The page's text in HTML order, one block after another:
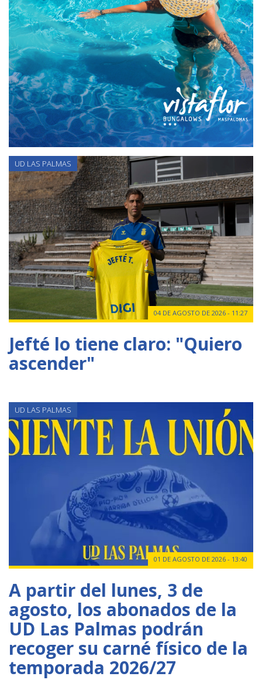
UD LAS PALMAS
04 DE AGOSTO DE 2026 - 11:27
Jefté lo tiene claro: "Quiero
ascender"
UD LAS PALMAS
01 DE AGOSTO DE 2026 - 13:40
A partir del lunes, 3 de
agosto, los abonados de la
UD Las Palmas podrán
recoger su carné físico de la
temporada 2026/27